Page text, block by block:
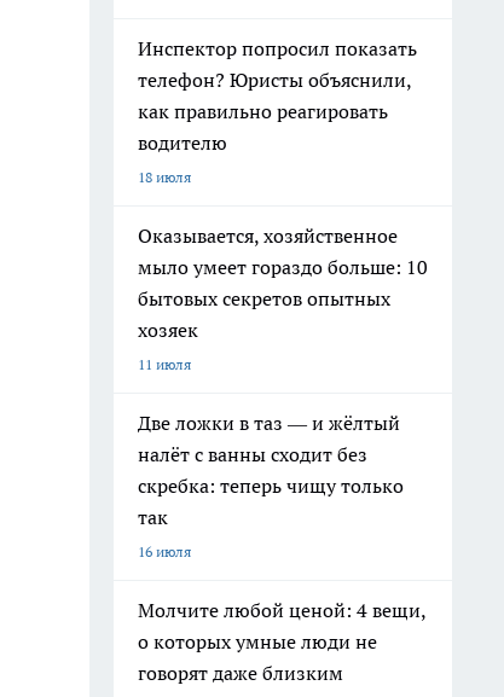
Инспектор попросил показать
телефон? Юристы объяснили,
как правильно реагировать
водителю
18 июля
Оказывается, хозяйственное
мыло умеет гораздо больше: 10
бытовых секретов опытных
хозяек
11 июля
Две ложки в таз — и жёлтый
налёт с ванны сходит без
скребка: теперь чищу только
так
16 июля
Молчите любой ценой: 4 вещи,
о которых умные люди не
говорят даже близким